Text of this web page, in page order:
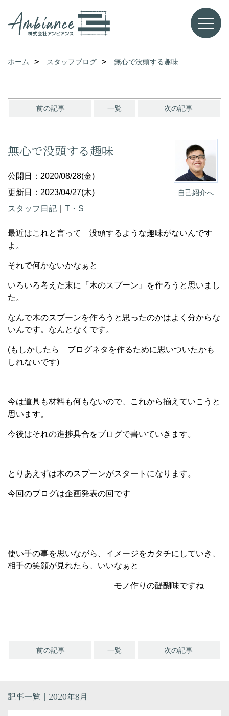
ホーム スタッフブログ 無心で没頭する趣味
前の記事 一覧 次の記事
自己紹介へ
無心で没頭する趣味
公開日：2020/08/28(金)
更新日：2023/04/27(木)
スタッフ日記
T・S
最近はこれと言って 没頭するような趣味がないんです
よ。
それで何かないかなぁと
いろいろ考えた末に『木のスプーン』を作ろうと思いまし
た。
なんで木のスプーンを作ろうと思ったのかはよく分からな
いんです。なんとなくです。
(もしかしたら ブログネタを作るために思いついたかも
しれないです)
今は道具も材料も何もないので、これから揃えていこうと
思います。
今後はそれの進捗具合をブログで書いていきます。
とりあえずは木のスプーンがスタートになります。
今回のブログは企画発表の回です
使い手の事を思いながら、イメージをカタチにしていき、
相手の笑顔が見れたら、いいなぁと
モノ作りの醍醐味ですね
前の記事 一覧 次の記事
記事一覧｜2020年8月